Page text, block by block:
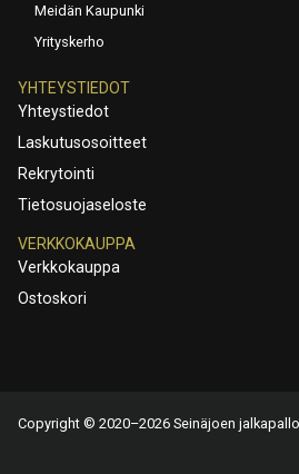
Meidän Kaupunki
Yrityskerho
YHTEYSTIEDOT
Yhteystiedot
Laskutusosoitteet
Rekrytointi
Tietosuojaseloste
VERKKOKAUPPA
Verkkokauppa
Ostoskori
Copyright © 2020–2026 Seinäjoen